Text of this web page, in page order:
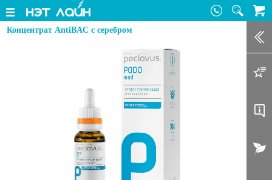
Концентрат AntiBAC с серебром